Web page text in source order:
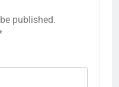
published.